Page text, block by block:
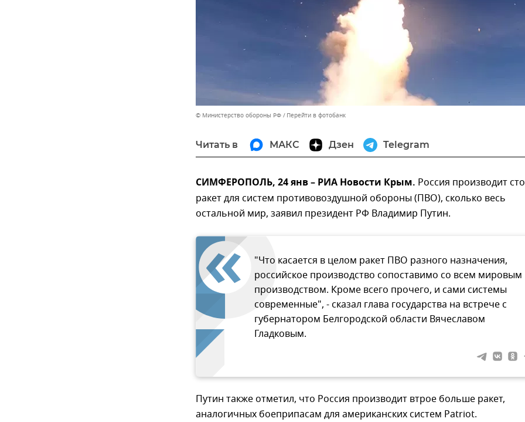
© Министерство обороны РФ Перейти в фотобанк
Читать в МАКС Дзен Telegram
СИМФЕРОПОЛЬ, 24 янв – РИА Новости Крым. Россия производит
ракет для систем противовоздушной обороны (ПВО), сколько весь
остальной мир, заявил президент РФ Владимир Путин.
"Что касается в целом ракет ПВО разного назначения,
российское производство сопоставимо со всем мировым
производством. Кроме всего прочего, и сами системы
современные", - сказал глава государства на встрече с
губернатором Белгородской области Вячеславом
Гладковым.
Путин также отметил, что Россия производит втрое больше ракет,
аналогичных боеприпасам для американских систем Patriot.